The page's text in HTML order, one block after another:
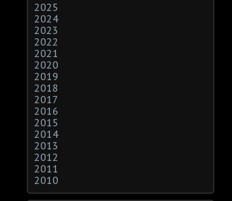
2025
2024
2023
2022
2021
2020
2019
2018
2017
2016
2015
2014
2013
2012
2011
2010